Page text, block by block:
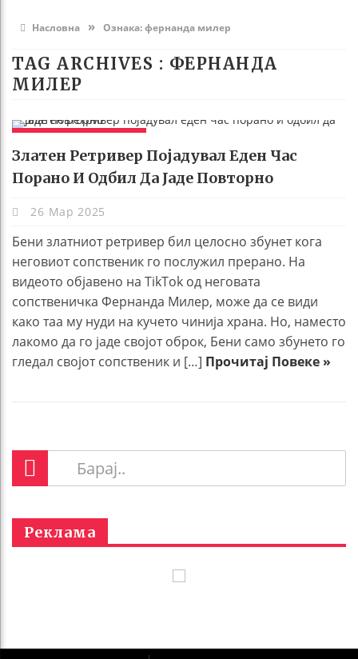
Насловна » Ознака:фернанда милер
TAG ARCHIVES : ФЕРНАНДА
МИЛЕР
Златен Ретривер Појадувал Еден Час
Порано И Одбил Да Јаде Повторно
26 Мар 2025
Бени златниот ретривер бил целосно збунет кога
неговиот сопственик го послужил прерано. На
видеото објавено на TikTok од неговата
сопственичка Фернанда Милер, може да се види
како таа му нуди на кучето чинија храна. Но, наместо
лакомо да го јаде својот оброк, Бени само збунето го
гледал својот сопственик и […] Прочитај Повеке »
Реклама